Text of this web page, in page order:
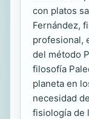
con platos
Fernández,
profesional,
del método
filosofía
planeta en
necesidad
fisiología de